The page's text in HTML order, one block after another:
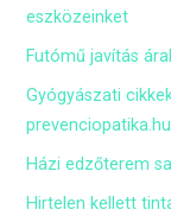
eszközeinket
Futómű javítás
Gyógyászati
prevenciopatika.hu
Házi edzőterem
Hirtelen kellett